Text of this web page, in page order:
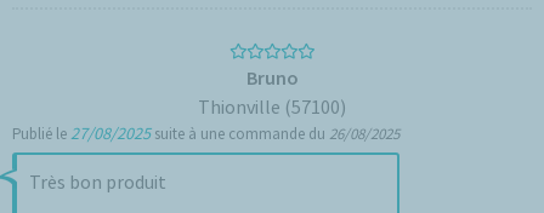
Bruno
Thionville (57100)
Publié le27/08/2025suite à une commande du 26/08/2025
Très bon produit